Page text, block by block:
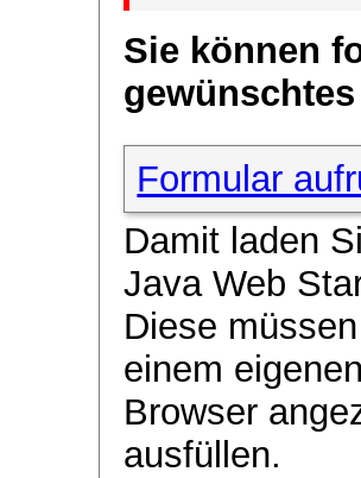
Sie können
Formular
Damit laden
Java Web
Diese
einem
Browser
ausfüllen.